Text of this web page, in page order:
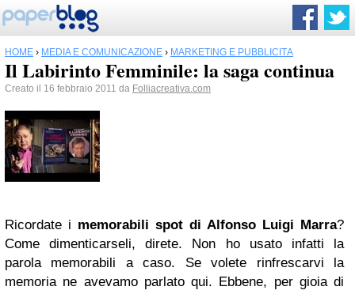
HOME › MEDIA E COMUNICAZIONE › MARKETING E PUBBLICITÀ
Il Labirinto Femminile: la saga continua
Creato il 16 febbraio 2011 da Folliacreativa.com
Ricordate i memorabili spot di Alfonso Luigi Marra?
Come dimenticarseli, direte. Non ho usato infatti la
parola memorabili a caso. Se volete rinfrescarvi la
memoria ne avevamo parlato qui. Ebbene, per gioia di